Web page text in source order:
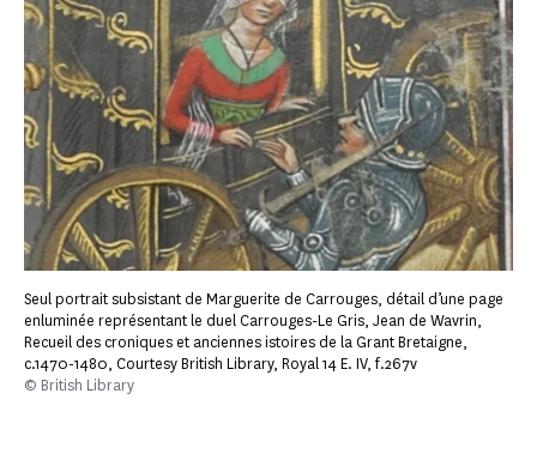
Seul portrait subsistant de Marguerite de Carrouges, détail d’une page
enluminée représentant le duel Carrouges-Le Gris, Jean de Wavrin,
Recueil des croniques et anciennes istoires de la Grant Bretaigne,
c.1470-1480, Courtesy British Library, Royal 14 E. IV, f.267v
© British Library